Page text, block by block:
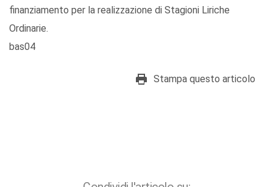
finanziamento per la realizzazione di Stagioni Liriche
Ordinarie.
bas04
Stampa questo articolo